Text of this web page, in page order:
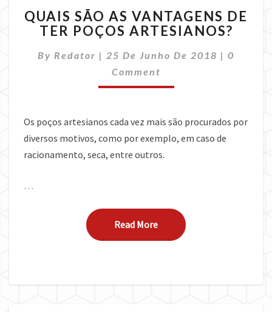
SÃO
AS
DE
TER
POÇOS
QUAIS SÃO AS VANTAGENS DE
TER POÇOS ARTESIANOS?
By Redator | 25 De Junho De 2018 | 0
Comment
Os poços artesianos cada vez mais são procurados por
diversos motivos, como por exemplo, em caso de
racionamento, seca, entre outros.
…
Read MoreRead More